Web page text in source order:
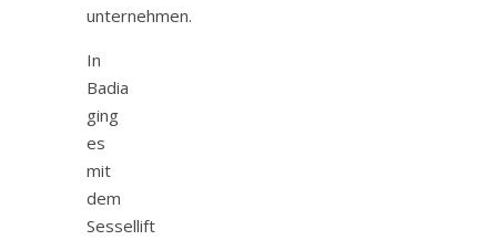
unternehmen.
In
Badia
ging
es
mit
dem
Sessellift